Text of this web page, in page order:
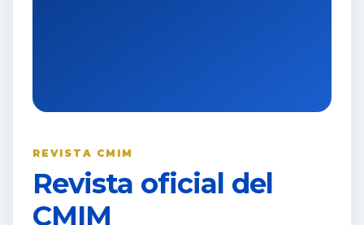
REVISTA CMIM
Revista oficial del
CMIM